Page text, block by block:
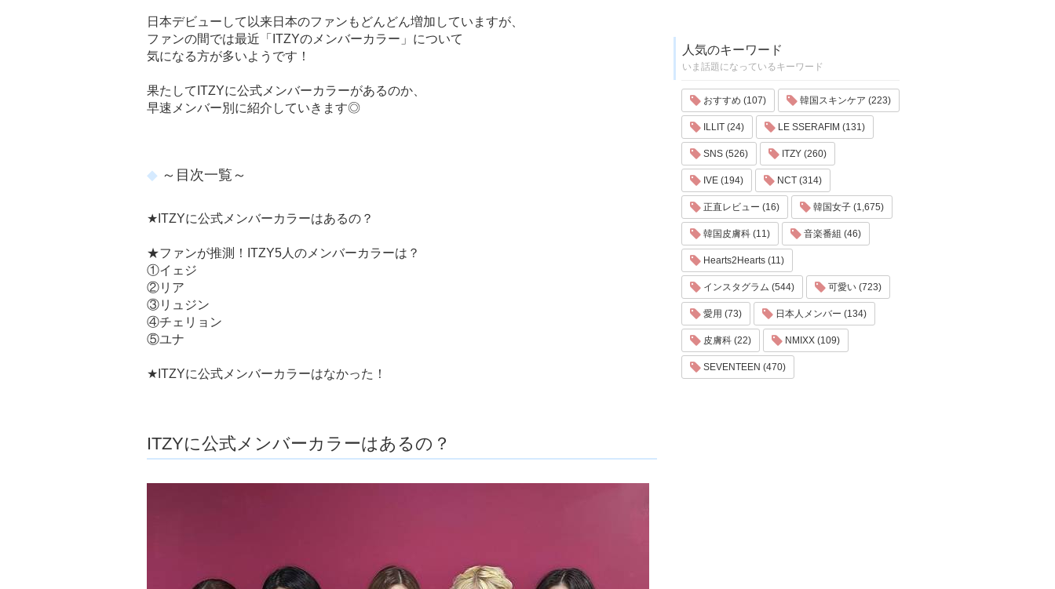
日本デビューして以来日本のファンもどんどん増加していますが、
ファンの間では最近「ITZYのメンバーカラー」について
気になる方が多いようです！
果たしてITZYに公式メンバーカラーがあるのか、
早速メンバー別に紹介していきます◎
～目次一覧～
★ITZYに公式メンバーカラーはあるの？
★ファンが推測！ITZY5人のメンバーカラーは？
①イェジ
②リア
③リュジン
④チェリョン
⑤ユナ
★ITZYに公式メンバーカラーはなかった！
ITZYに公式メンバーカラーはあるの？
人気のキーワード
いま話題になっているキーワード
おすすめ (107) 韓国スキンケア (223)
ILLIT (24) LE SSERAFIM (131)
SNS (526) ITZY (260)
IVE (194) NCT (314)
正直レビュー (16) 韓国女子 (1,675)
韓国皮膚科 (11) 音楽番組 (46)
Hearts2Hearts (11)
インスタグラム (544) 可愛い (723)
愛用 (73) 日本人メンバー (134)
皮膚科 (22) NMIXX (109)
SEVENTEEN (470)